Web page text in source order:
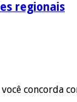
regionais
concorda